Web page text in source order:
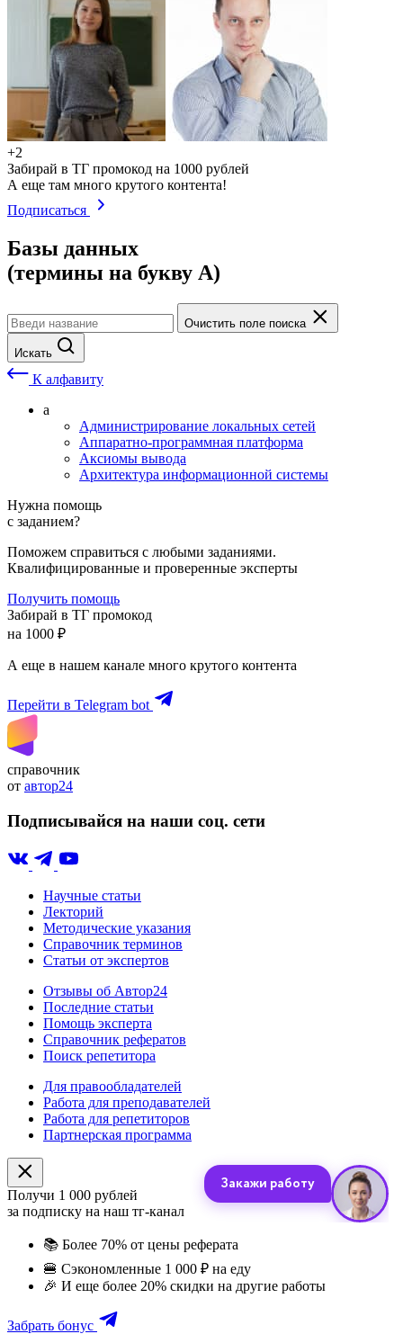
+2
Забирай в ТГ промокод на 1000 рублей
А еще там много крутого контента!
Подписаться
Базы данных
(термины на букву А)
Очистить поле поиска
Искать
К алфавиту
а
Администрирование локальных сетей
Аппаратно-программная платформа
Аксиомы вывода
Архитектура информационной системы
Нужна помощь
с заданием?
Поможем справиться с любыми заданиями.
Квалифицированные и проверенные эксперты
Получить помощь
Забирай в ТГ промокод
на 1000 ₽
А еще в нашем канале много крутого контента
Перейти в Telegram bot
справочник
от автор24
Подписывайся на наши соц. сети
Научные статьи
Лекторий
Методические указания
Справочник терминов
Статьи от экспертов
Отзывы об Автор24
Последние статьи
Помощь эксперта
Справочник рефератов
Поиск репетитора
Для правообладателей
Работа для преподавателей
Работа для репетиторов
Партнерская программа
Получи 1 000 рублей
за подписку на наш тг-канал
📚 Более 70% от цены реферата
🍔 Сэкономленные 1 000 ₽ на еду
🎉 И еще более 20% скидки на другие работы
Забрать бонус